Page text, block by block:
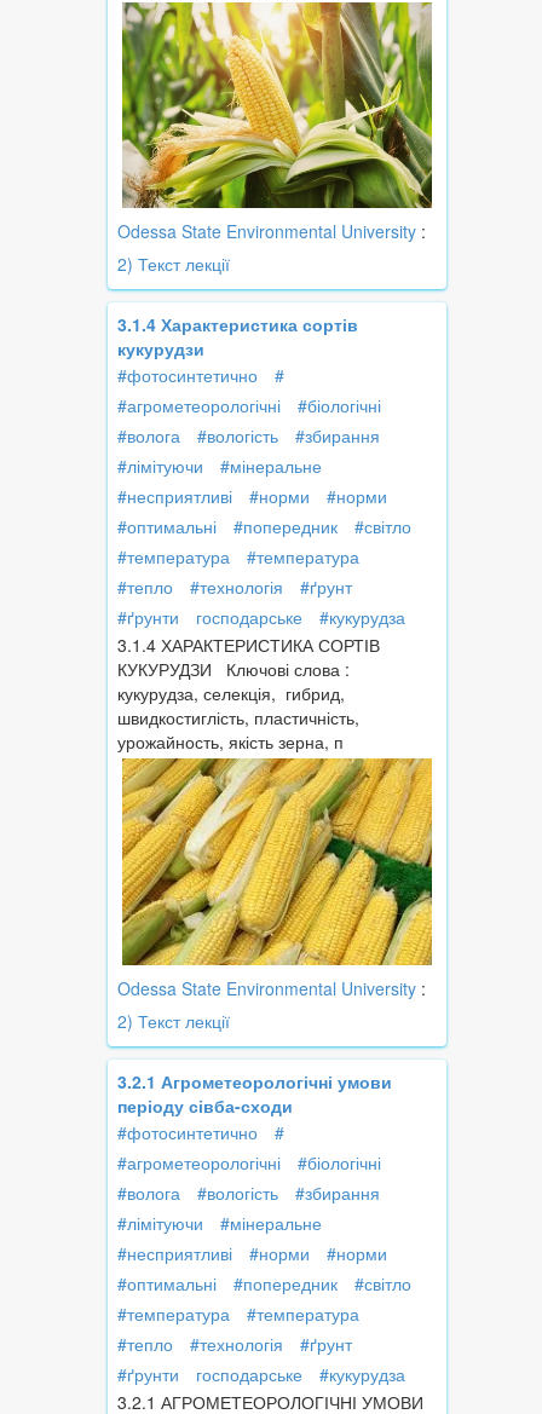
Odessa State Environmental University :
2) Текст лекції
3.1.4 Характеристика сортів
кукурудзи
#фотосинтетично
#
#агрометеорологічні
#біологічні
#волога
#вологість
#збирання
#лімітуючи
#мінеральне
#несприятливі
#норми
#норми
#оптимальні
#попередник
#світло
#температура
#температура
#тепло
#технологія
#ґрунт
#ґрунти
господарське
#кукурудза
3.1.4 ХАРАКТЕРИСТИКА СОРТІВ
КУКУРУДЗИ Ключові слова :
кукурудза, селекція, гибрид,
швидкостиглість, пластичність,
урожайность, якість зерна, п
Odessa State Environmental University :
2) Текст лекції
3.2.1 Агрометеорологічні умови
періоду сівба-сходи
#фотосинтетично
#
#агрометеорологічні
#біологічні
#волога
#вологість
#збирання
#лімітуючи
#мінеральне
#несприятливі
#норми
#норми
#оптимальні
#попередник
#світло
#температура
#температура
#тепло
#технологія
#ґрунт
#ґрунти
господарське
#кукурудза
3.2.1 АГРОМЕТЕОРОЛОГІЧНІ УМОВИ